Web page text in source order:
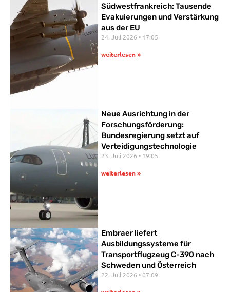
Südwestfrankreich: Tausende
Evakuierungen und Verstärkung
aus der EU
24. Juli 2026 17:05
weiterlesen »
Neue Ausrichtung in der
Forschungsförderung:
Bundesregierung setzt auf
Verteidigungstechnologie
23. Juli 2026 19:05
weiterlesen »
Embraer liefert
Ausbildungssysteme für
Transportflugzeug C-390 nach
Schweden und Österreich
22. Juli 2026 07:09